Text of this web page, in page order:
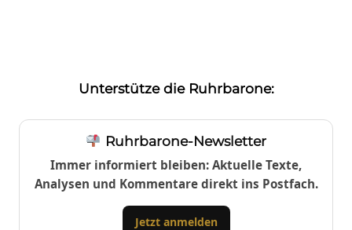
Unterstütze die Ruhrbarone:
Ruhrbarone-Newsletter
Immer informiert bleiben: Aktuelle Texte,
Analysen und Kommentare direkt ins Postfach.
Jetzt anmelden